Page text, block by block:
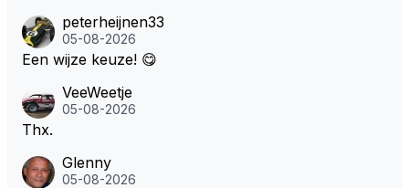
peterheijnen33
05-08-2026
Een wijze keuze! 😋
VeeWeetje
05-08-2026
Thx.
Glenny
05-08-2026